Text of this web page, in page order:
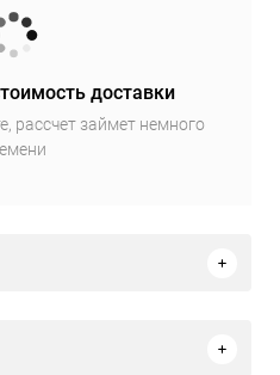
доставки
рассчет займет немного